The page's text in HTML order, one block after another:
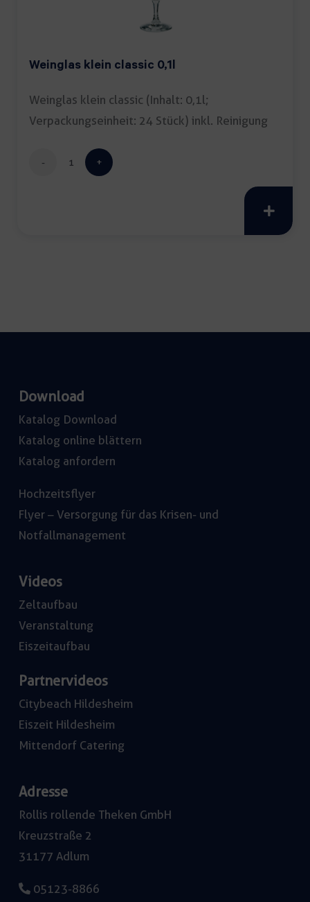
Weinglas klein classic 0,1l
Weinglas klein classic (Inhalt: 0,1l;
Verpackungseinheit: 24 Stück) inkl. Reinigung
Weinglas
Download
Katalog Download
Katalog online blättern
Katalog anfordern
Hochzeitsflyer
Flyer – Versorgung für das Krisen- und
Notfallmanagement
Videos
Zeltaufbau
Veranstaltung
Eiszeitaufbau
Partnervideos
Citybeach Hildesheim
Eiszeit Hildesheim
Mittendorf Catering
Adresse
Rollis rollende Theken GmbH
Kreuzstraße 2
31177 Adlum
05123-8866